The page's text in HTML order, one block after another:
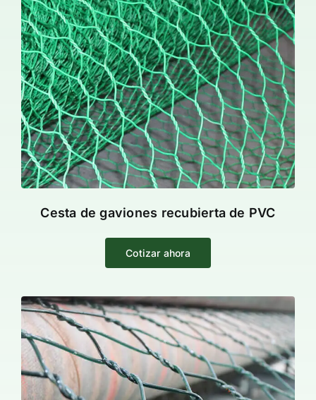
Cesta de gaviones recubierta de PVC
Cotizar ahora